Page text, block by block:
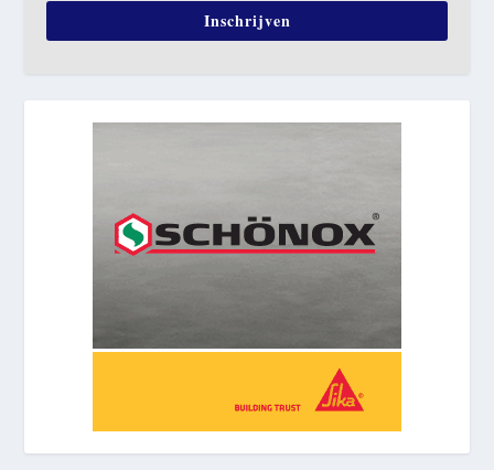
Inschrijven